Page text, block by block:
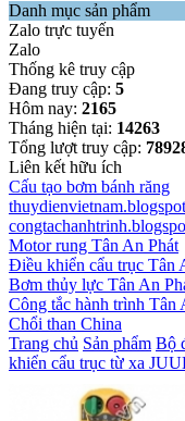
Danh mục sản phẩm
Zalo trực tuyến
Zalo
Thống kê truy cập
Đang truy cập: 5
Hôm nay: 2165
Tháng hiện tại: 14263
Tổng lượt truy cập:
Liên kết hữu ích
Cấu tạo bơm bánh răng
Motor rung Tân An Phát
Điều khiển cẩu trục Tân
Bơm thủy lực Tân An
Công tắc hành trình Tân
Chổi than China
Trang chủ Sản phẩm Bộ
khiển cẩu trục từ xa